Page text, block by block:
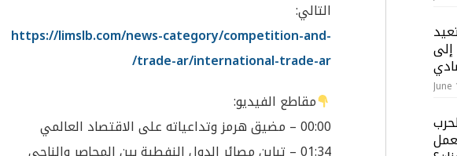
التالي:
https://limslb.com/news-category/competition-and-
trade-ar/international-trade-ar/
مقاطع الفيديو:
00:00 – مضيق هرمز وتداعياته على الاقتصاد العالمي
إلى